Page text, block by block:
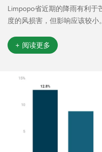
Limpopo省近期的降雨有利于
度的风损害，但影响应该较小。
+ 阅读更多